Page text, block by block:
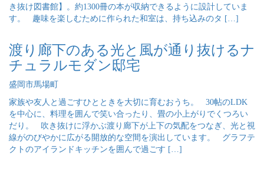
き抜け図書館】。約1300冊の本が収納できるように設計していま
す。 趣味を楽しむために作られた和室は、持ち込みのタ […]
渡り廊下のある光と風が通り抜けるナ
チュラルモダン邸宅
盛岡市馬場町
家族や友人と過ごすひとときを大切に育むおうち。 30帖のLDK
を中心に、料理を囲んで笑い合ったり、畳の小上がりでくつろい
だり。 吹き抜けに浮かぶ渡り廊下が上下の気配をつなぎ、光と視
線がのびやかに広がる開放的な空間を演出しています。 グラフテ
クトのアイランドキッチンを囲んで過ごす […]